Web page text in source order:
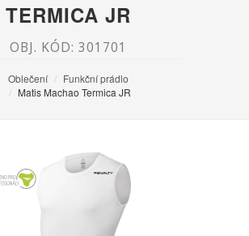
TERMICA JR
OBJ. KÓD: 301701
Oblečení
Funkční prádlo
Matis Machao Termica JR